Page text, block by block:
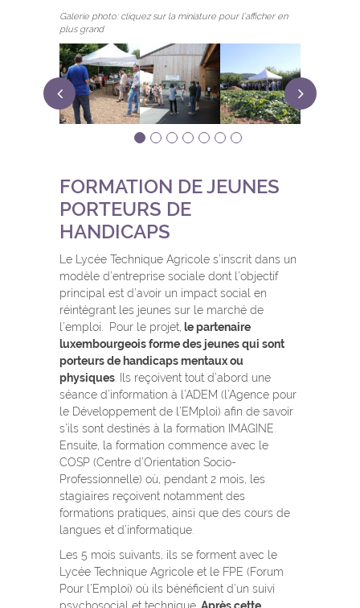
Galerie photo: cliquez sur la miniature pour l’afficher en
plus grand
FORMATION DE JEUNES
PORTEURS DE
HANDICAPS
Le Lycée Technique Agricole s’inscrit dans un
modèle d’entreprise sociale dont l’objectif
principal est d’avoir un impact social en
réintégrant les jeunes sur le marché de
l’emploi. Pour le projet, le partenaire
luxembourgeois forme des jeunes qui sont
porteurs de handicaps mentaux ou
physiques . Ils reçoivent tout d’abord une
séance d’information à l’ADEM (l’Agence pour
le Développement de l’EMploi) afin de savoir
s’ils sont destinés à la formation IMAGINE.
Ensuite, la formation commence avec le
COSP (Centre d’Orientation Socio-
Professionnelle) où, pendant 2 mois, les
stagiaires reçoivent notamment des
formations pratiques, ainsi que des cours de
langues et d’informatique.
Les 5 mois suivants, ils se forment avec le
Lycée Technique Agricole et le FPE (Forum
Pour l’Emploi) où ils bénéficient d’un suivi